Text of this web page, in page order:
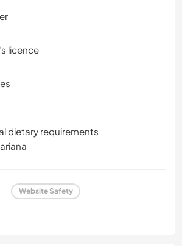
licence
dietary requirements
Website Safety